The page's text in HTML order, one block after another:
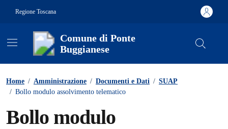
Regione Toscana
Comune di Ponte
Buggianese
Home / Amministrazione / Documenti e Dati / SUAP
/ Bollo modulo assolvimento telematico
Bollo modulo